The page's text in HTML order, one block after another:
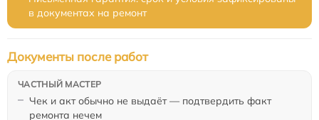
в документах на ремонт
Чек и акт обычно не выдаёт — подтвердить факт
ремонта нечем
Документы после работ